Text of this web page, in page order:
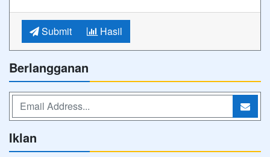
Submit Hasil
Berlangganan
Iklan